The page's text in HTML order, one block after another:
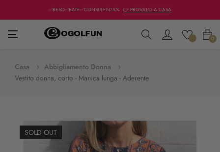
✅RESO✅RATE✅CONSULENZA% 👉 PROVALO A CASA
navigazione
☰ 0
Casa
Abbigliamento Donna
Vestito donna, corto - Manica lunga - Aderente
SOLD OUT